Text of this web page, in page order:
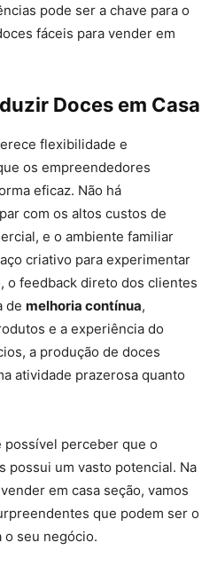
pode ser a chave para o
fáceis para vender em
Doces em Casa
flexibilidade e
os empreendedores
eficaz. Não há
com os altos custos de
e o ambiente familiar
criativo para experimentar
o feedback direto dos clientes
de melhoria contínua,
e a experiência do
a produção de doces
atividade prazerosa quanto
possível perceber que o
possui um vasto potencial. Na
em casa seção, vamos
que podem ser o
o seu negócio.